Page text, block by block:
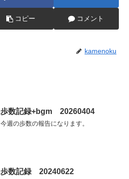
コピー コメント
kamenoku
歩数記録+bgm 20260404
今週の歩数の報告になります。
歩数記録 20240622